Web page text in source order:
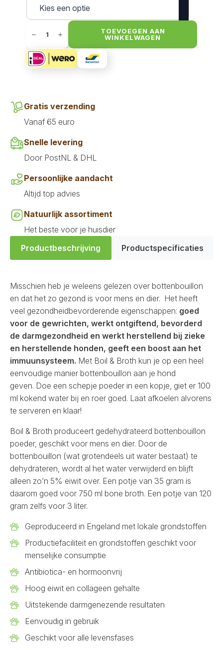
Broth
poeder
Lam
aantal
TOEVOEGEN AAN
WINKELWAGEN
Gratis verzending
Vanaf 65 euro
Snelle levering
Door PostNL & DHL
Persoonlijke aandacht
Altijd top advies
Natuurlijk assortiment
Het beste voor je huisdier
Productbeschrijving
Productspecificaties
Misschien heb je weleens gelezen over bottenbouillon
en dat het zo gezond is voor mens en dier. Het heeft
veel gezondheidbevorderende eigenschappen: goed
voor de gewrichten, werkt ontgiftend, bevorderd
de darmgezondheid en werkt herstellend bij zieke
en herstellende honden, geeft een boost aan het
immuunsysteem. Met Boil & Broth kun je op een heel
eenvoudige manier bottenbouillon aan je hond
geven. Doe een schepje poeder in een kopje, giet er 100
ml kokend water bij en roer goed. Laat afkoelen alvorens
te serveren en klaar!
Boil & Broth produceert gedehydrateerd bottenbouillon
poeder, geschikt voor mens en dier. Door de
bottenbouillon (wat grotendeels uit water bestaat) te
dehydrateren, wordt al het water verwijderd en blijft
alleen zo’n 5% eiwit over. Een potje van 35 gram is
daarom goed voor 750 ml bone broth. Een potje van 120
gram zelfs voor 3 liter.
Geproduceerd in Engeland met lokale grondstoffen
Productiefaciliteit en grondstoffen geschikt voor
menselijke consumptie
Antibiotica- en hormoonvrij
Hoog eiwit en collageen gehalte
Uitstekende darmgenezende resultaten
Eenvoudig in gebruik
Geschikt voor alle levensfases